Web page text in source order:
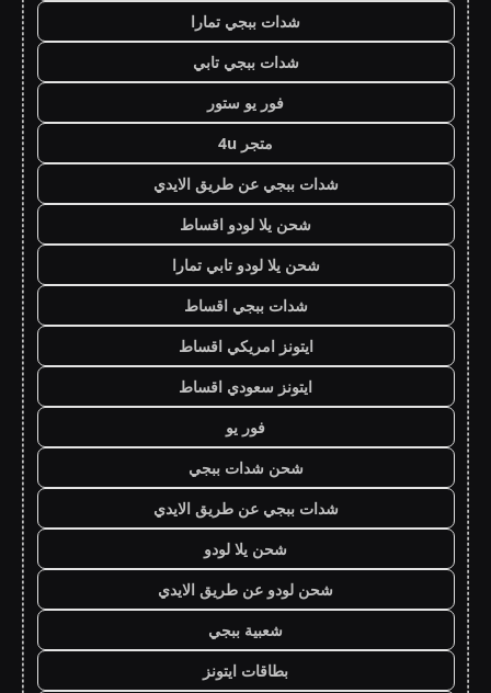
شدات ببجي تمارا
شدات ببجي تابي
فور يو ستور
متجر 4u
شدات ببجي عن طريق الايدي
شحن يلا لودو اقساط
شحن يلا لودو تابي تمارا
شدات ببجي اقساط
ايتونز امريكي اقساط
ايتونز سعودي اقساط
فور يو
شحن شدات ببجي
شدات ببجي عن طريق الايدي
شحن يلا لودو
شحن لودو عن طريق الايدي
شعبية ببجي
بطاقات ايتونز